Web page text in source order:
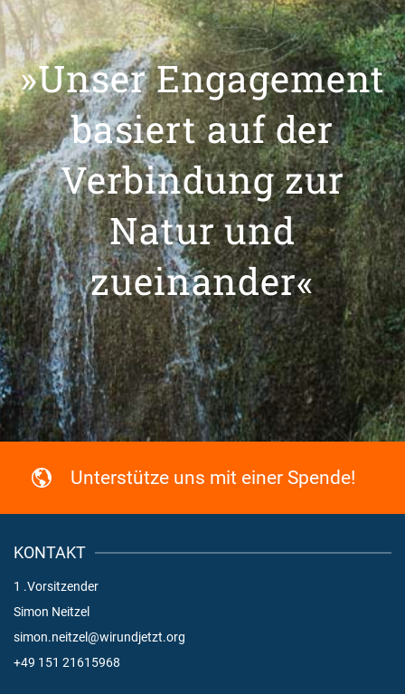
»Unser Engagement
basiert auf der
Verbindung zur
Natur und
zueinander«
Unterstütze uns mit einer Spende!
KONTAKT
1 .Vorsitzender
Simon Neitzel
simon.neitzel@wirundjetzt.org
+49 151 21615968